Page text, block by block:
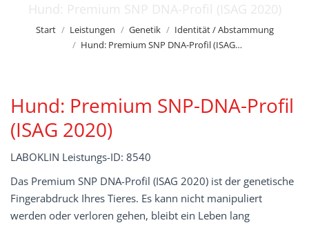
Hund: Premium SNP DNA-Profil (ISAG 2020)
Sie befinden sich hier:
Start Leistungen Genetik
Identität / Abstammung
Hund: Premium SNP DNA-Profil (ISAG…
Hund: Premium SNP-DNA-Profil
(ISAG 2020)
LABOKLIN Leistungs-ID: 8540
Das Premium SNP DNA-Profil (ISAG 2020) ist der genetische
Fingerabdruck Ihres Tieres. Es kann nicht manipuliert
werden oder verloren gehen, bleibt ein Leben lang